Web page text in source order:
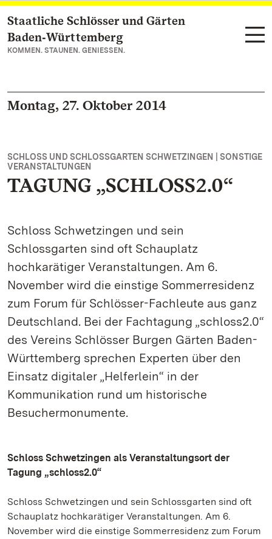
Zum Hauptinhalt springen
Staatliche Schlösser und Gärten
Baden‑Württemberg
KOMMEN. STAUNEN. GENIESSEN.
Montag, 27. Oktober 2014
SCHLOSS UND SCHLOSSGARTEN SCHWETZINGEN | SONSTIGE
VERANSTALTUNGEN
TAGUNG „SCHLOSS2.0“
Schloss Schwetzingen und sein
Schlossgarten sind oft Schauplatz
hochkarätiger Veranstaltungen. Am 6.
November wird die einstige Sommerresidenz
zum Forum für Schlösser-Fachleute aus ganz
Deutschland. Bei der Fachtagung „schloss2.0“
des Vereins Schlösser Burgen Gärten Baden-
Württemberg sprechen Experten über den
Einsatz digitaler „Helferlein“ in der
Kommunikation rund um historische
Besuchermonumente.
Schloss Schwetzingen als Veranstaltungsort der
Tagung „schloss2.0“
Schloss Schwetzingen und sein Schlossgarten sind oft
Schauplatz hochkarätiger Veranstaltungen. Am 6.
November wird die einstige Sommerresidenz zum Forum